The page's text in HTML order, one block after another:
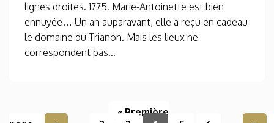
lignes droites. 1775. Marie-Antoinette est bien
ennuyée… Un an auparavant, elle a reçu en cadeau
le domaine du Trianon. Mais les lieux ne
correspondent pas...
« Première